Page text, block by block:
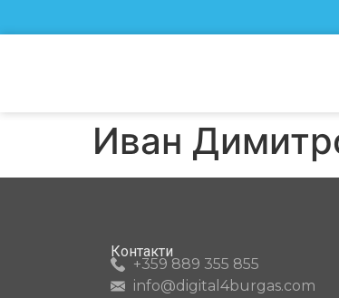
Иван
Контакти
+359 889 355 855
info@digital4burgas.com